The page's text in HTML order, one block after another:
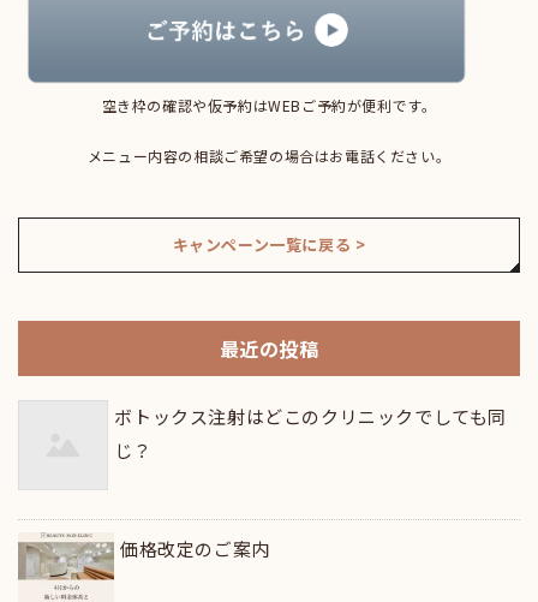
空き枠の確認や仮予約はWEBご予約が便利です。
メニュー内容の相談ご希望の場合はお電話ください。
キャンペーン一覧に戻る >
最近の投稿
ボトックス注射はどこのクリニックでしても同
じ？
価格改定のご案内